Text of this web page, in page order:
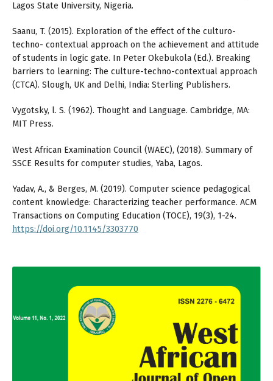
Lagos State University, Nigeria.
Saanu, T. (2015). Exploration of the effect of the culturo-
techno- contextual approach on the achievement and attitude
of students in logic gate. In Peter Okebukola (Ed.). Breaking
barriers to learning: The culture-techno-contextual approach
(CTCA). Slough, UK and Delhi, India: Sterling Publishers.
Vygotsky, l. S. (1962). Thought and Language. Cambridge, MA:
MIT Press.
West African Examination Council (WAEC), (2018). Summary of
SSCE Results for computer studies, Yaba, Lagos.
Yadav, A., & Berges, M. (2019). Computer science pedagogical
content knowledge: Characterizing teacher performance. ACM
Transactions on Computing Education (TOCE), 19(3), 1-24.
https://doi.org/10.1145/3303770